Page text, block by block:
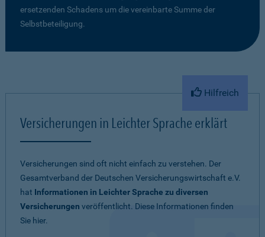
ersetzenden Schadens um die vereinbarte Summe der
Selbstbeteiligung.
Hilfreich
Versicherungen in Leichter Sprache erklärt
Versicherungen sind oft nicht einfach zu verstehen. Der
Gesamtverband der Deutschen Versicherungswirtschaft e.V.
hat Informationen in Leichter Sprache zu diversen
Versicherungen veröffentlicht. Diese Informationen finden
Sie hier.